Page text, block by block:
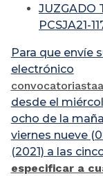
JUZGADO
PCSJA21-
Para que envíe
electrónico
desde el
ocho de la
viernes nueve
(2021) a las
especificar a